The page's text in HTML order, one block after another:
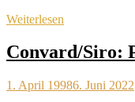
Weiterlesen
Convard/Siro:
1. April 19986. Juni 2022